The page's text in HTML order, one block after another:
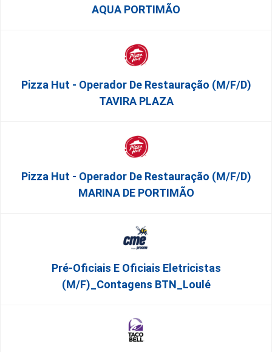
AQUA PORTIMÃO
Pizza Hut - Operador De Restauração (m/f/d)
TAVIRA PLAZA
Pizza Hut - Operador De Restauração (m/f/d)
MARINA DE PORTIMÃO
Pré-Oficiais E Oficiais Eletricistas
(m/f)_Contagens BTN_Loulé